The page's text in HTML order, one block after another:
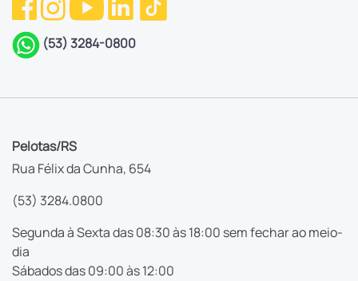
(53) 3284-0800
Pelotas/RS
Rua Félix da Cunha, 654
(53) 3284.0800
Segunda à Sexta das 08:30 às 18:00 sem fechar ao meio-
dia
Sábados das 09:00 às 12:00